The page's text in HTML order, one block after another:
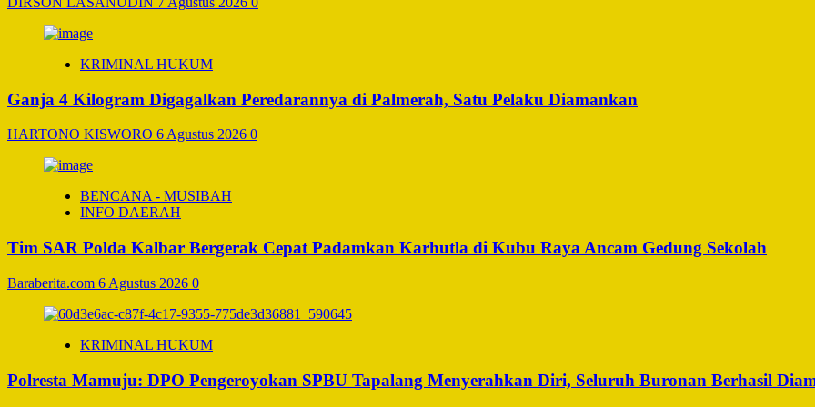
KRIMINAL HUKUM
Ganja 4 Kilogram Digagalkan Peredarannya di Palmerah, Satu Pelaku Diamankan
HARTONO KISWORO 6 Agustus 2026 0
BENCANA - MUSIBAH
INFO DAERAH
Tim SAR Polda Kalbar Bergerak Cepat Padamkan Karhutla di Kubu Raya Ancam Gedung Sekolah
Baraberita.com 6 Agustus 2026 0
KRIMINAL HUKUM
Polresta Mamuju: DPO Pengeroyokan SPBU Tapalang Menyerahkan Diri, Seluruh Buronan Berhasil